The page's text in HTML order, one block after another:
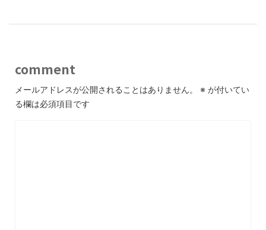
comment
メールアドレスが公開されることはありません。 ※ が付いてい
る欄は必須項目です